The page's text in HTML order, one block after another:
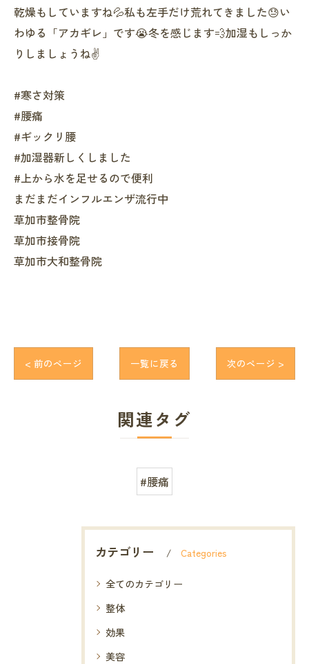
乾燥もしていますね💦私も左手だけ荒れてきました😓い
わゆる「アカギレ」です😭冬を感じます💨加湿もしっか
りしましょうね✌️
#寒さ対策
#腰痛
#ギックリ腰
#加湿器新しくしました
#上から水を足せるので便利
まだまだインフルエンザ流行中
草加市整骨院
草加市接骨院
草加市大和整骨院
< 前のページ 一覧に戻る 次のページ >
関連タグ
#腰痛
カテゴリー Categories
全てのカテゴリー
整体
効果
美容